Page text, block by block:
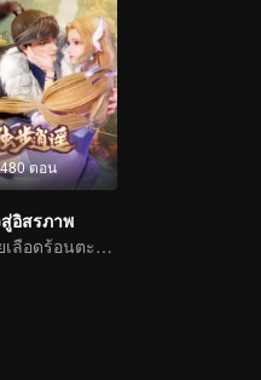
ตอน
อิสรภาพ
หนุ่มน้อยเลือดร้อนตะลุยโลกธุลีแดง